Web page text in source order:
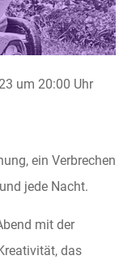
um 20:00 Uhr
ein Verbrechen
jede Nacht.
mit der
das